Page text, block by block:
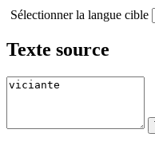
Sélectionner la langue cible
Texte source